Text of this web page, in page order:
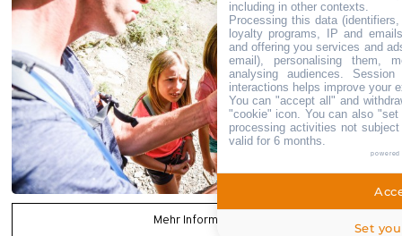
Mehr Informationen
including in other contexts.
Processing this data
loyalty programs, IP and
and offering you services and
email), personalising them,
analysing audiences.
interactions helps improve your
You can "accept all" and
"cookie" icon . You can also
processing activities not
valid for 6 months.
powered
Set